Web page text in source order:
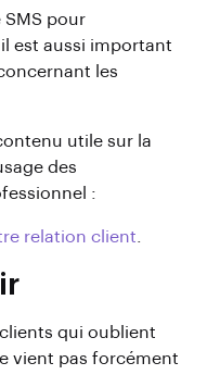
SMS pour
est aussi important
les
utile sur la
des
:
relation client.
qui oublient
vient pas forcément